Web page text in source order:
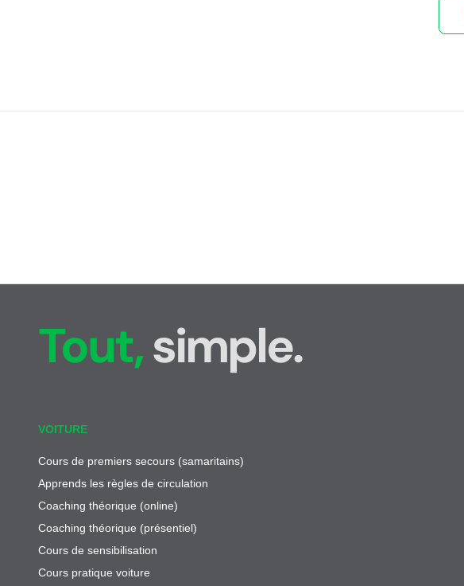
Tout,simple.
VOITURE
Cours de premiers secours (samaritains)
Apprends les règles de circulation
Coaching théorique (online)
Coaching théorique (présentiel)
Cours de sensibilisation
Cours pratique voiture